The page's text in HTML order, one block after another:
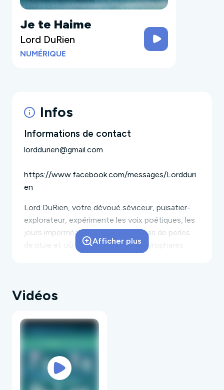
Je te Haime
Lord DuRien
NUMÉRIQUE
Infos
Informations de contact
lorddurien@gmail.com
https://www.facebook.com/messages/Lordduri
en
Lord DuRien, votre dévoué séviceur, puisatier-
explorateur, expérimente les voix poétiques, les
jours imperméables où il ne pleut pas de perles
de pluie et où les sirènes et leurs gyrophares
Afficher plus
Vidéos